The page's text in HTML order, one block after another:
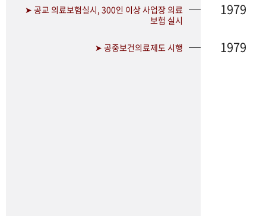
➤ 공교 의료보험실시, 300인 이상 사업장 의료
보험 실시
1979
➤ 공중보건의료제도 시행 1979